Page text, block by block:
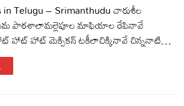
in Telugu – Srimanthudu చారుశీల
పాఠశాలామల్లెపూల మాఫియాల రేపినావే
హాట్ హాట్ మెక్సికన్ టకీలాచిక్కినావే చిన్ననాటి…